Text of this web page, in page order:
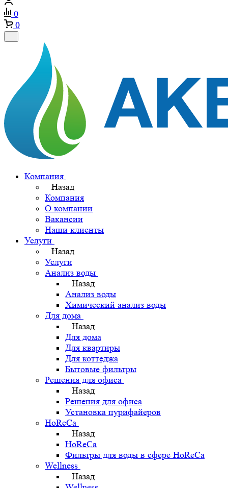
0
0
Компания
Назад
Компания
О компании
Вакансии
Наши клиенты
Услуги
Назад
Услуги
Анализ воды
Назад
Анализ воды
Химический анализ воды
Для дома
Назад
Для дома
Для квартиры
Для коттеджа
Бытовые фильтры
Решения для офиса
Назад
Решения для офиса
Установка пурифайеров
HoReCa
Назад
HoReCa
Фильтры для воды в сфере HoReCa
Wellness
Назад